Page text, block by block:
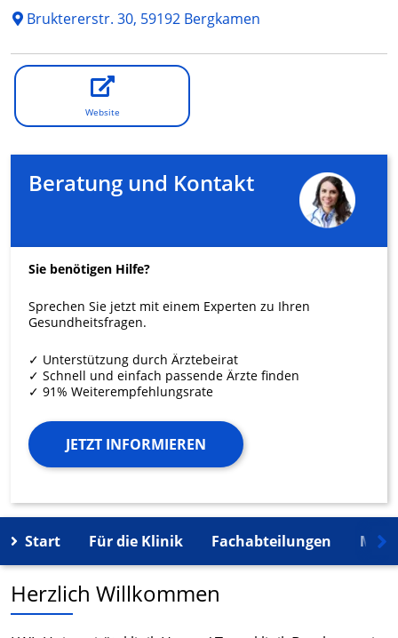
Bruktererstr. 30, 59192 Bergkamen
Website
Beratung und Kontakt
Sie benötigen Hilfe?
Sprechen Sie jetzt mit einem Experten zu Ihren
Gesundheitsfragen.
✓ Unterstützung durch Ärztebeirat
✓ Schnell und einfach passende Ärzte finden
✓ 91% Weiterempfehlungsrate
JETZT INFORMIEREN
Start Für die Klinik Fachabteilungen
Herzlich Willkommen